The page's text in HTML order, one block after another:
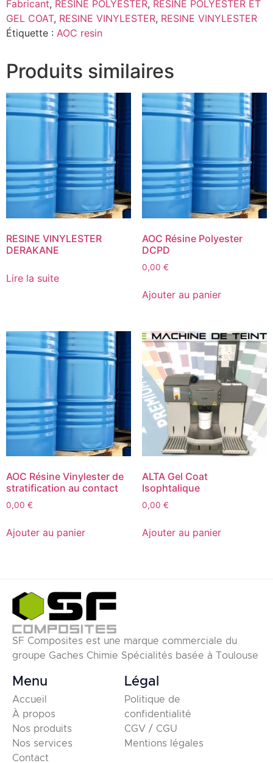
Fabricant, RESINE POLYESTER, RESINE POLYESTER ET
GEL COAT, RESINE VINYLESTER, RESINE VINYLESTER
Étiquette : AOC resin
Produits similaires
RESINE VINYLESTER
DERAKANE
Lire la suite
AOC Résine Polyester
DCPD
0,00 €
Ajouter au panier
AOC Résine Vinylester de
stratification au contact
0,00 €
Ajouter au panier
ALTA Gel Coat
Isophtalique
0,00 €
Ajouter au panier
SF Composites est une marque commerciale du
groupe Gaches Chimie Spécialités basée à Toulouse
Menu
Accueil
À propos
Nos produits
Nos services
Contact
Légal
Politique de
confidentialité
CGV / CGU
Mentions légales